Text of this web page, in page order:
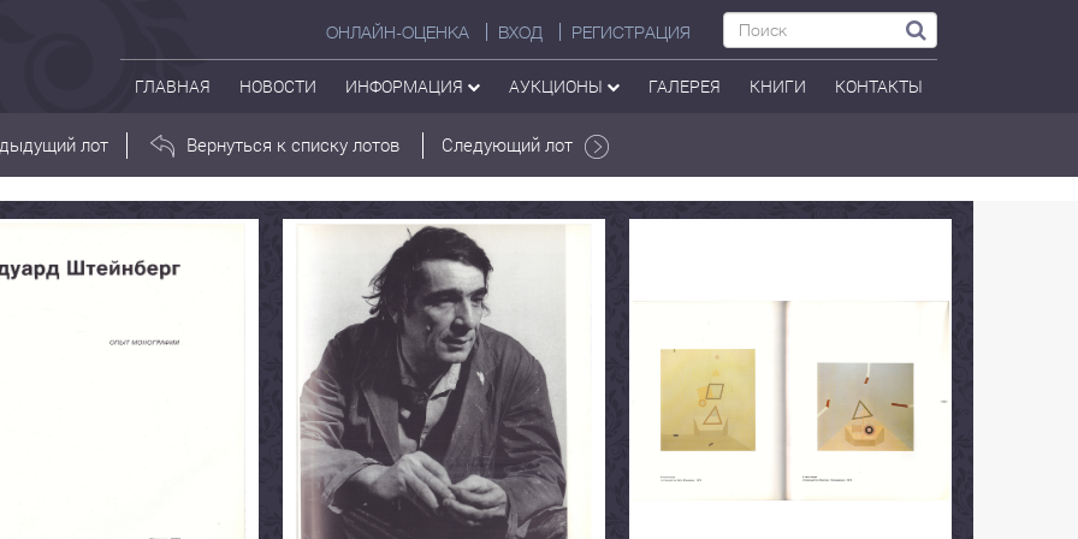
ОНЛАЙН-ОЦЕНКА ВХОД РЕГИСТРАЦИЯ
ГЛАВНАЯ НОВОСТИ ИНФОРМАЦИЯ АУКЦИОНЫ ГАЛЕРЕЯ КНИГИ КОНТАКТЫ
лот Вернуться к списку лотов Следующий лот